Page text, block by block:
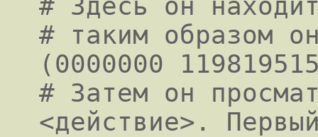
# Здесь он
# таким образом
(0000000
# Затем он
<действие>.